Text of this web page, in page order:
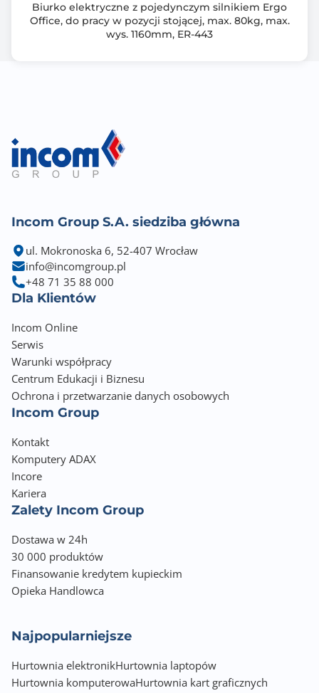
Biurko elektryczne z pojedynczym silnikiem Ergo
Office, do pracy w pozycji stojącej, max. 80kg, max.
wys. 1160mm, ER-443
Incom Group S.A. siedziba główna
ul. Mokronoska 6, 52-407 Wrocław
info@incomgroup.pl
+48 71 35 88 000
Dla Klientów
Incom Online
Serwis
Warunki współpracy
Centrum Edukacji i Biznesu
Ochrona i przetwarzanie danych osobowych
Incom Group
Kontakt
Komputery ADAX
Incore
Kariera
Zalety Incom Group
Dostawa w 24h
30 000 produktów
Finansowanie kredytem kupieckim
Opieka Handlowca
Najpopularniejsze
Hurtownia elektronikHurtownia laptopów
Hurtownia komputerowaHurtownia kart graficznych